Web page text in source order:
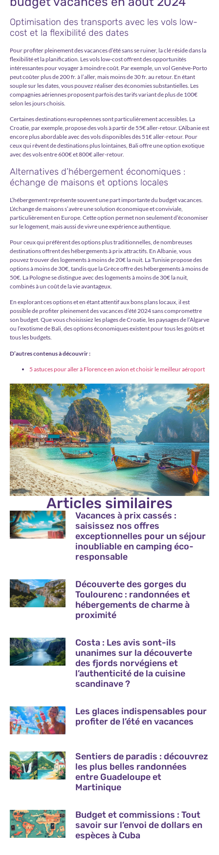
Optimisation des transports avec les vols low-
cost et la flexibilité des dates
Pour profiter pleinement des vacances d’été sans se ruiner, la clé réside dans la
flexibilité et la planification. Les vols low-cost offrent des opportunités
intéressantes pour voyager à moindre coût. Par exemple, un vol Genève-Porto
peut coûter plus de 200 fr. à l’aller, mais moins de 30 fr. au retour. En étant
souple sur les dates, vous pouvez réaliser des économies substantielles. Les
compagnies aériennes proposent parfois des tarifs variant de plus de 100€
selon les jours choisis.
Certaines destinations européennes sont particulièrement accessibles. La
Croatie, par exemple, propose des vols à partir de 55€ aller-retour. L’Albanie est
encore plus abordable avec des vols disponibles dès 51€ aller-retour. Pour
ceux qui rêvent de destinations plus lointaines, Bali offre une option exotique
avec des vols entre 600€ et 800€ aller-retour.
Alternatives d’hébergement économiques :
échange de maisons et options locales
L’hébergement représente souvent une part importante du budget vacances.
L’échange de maisons s’avère une solution économique et conviviale,
particulièrement en Europe. Cette option permet non seulement d’économiser
sur le logement, mais aussi de vivre une expérience authentique.
Pour ceux qui préfèrent des options plus traditionnelles, de nombreuses
destinations offrent des hébergements à prix attractifs. En Albanie, vous
pouvez trouver des logements à moins de 20€ la nuit. La Tunisie propose des
options à moins de 30€, tandis que la Grèce offre des hébergements à moins de
50€. La Pologne se distingue avec des logements à moins de 30€ la nuit,
combinés à un coût de la vie avantageux.
En explorant ces options et en étant attentif aux bons plans locaux, il est
possible de profiter pleinement des vacances d’été 2024 sans compromettre
son budget. Que vous choisissiez les plages de Croatie, les paysages de l’Algarve
ou l’exotisme de Bali, des options économiques existent pour tous les goûts et
tous les budgets.
D’autres contenus à découvrir :
5 astuces pour aller à Florence en avion et choisir le meilleur aéroport
Articles similaires
Vacances à prix cassés :
saisissez nos offres
exceptionnelles pour un séjour
inoubliable en camping éco-
responsable
Découverte des gorges du
Toulourenc : randonnées et
hébergements de charme à
proximité
Costa : Les avis sont-ils
unanimes sur la découverte
des fjords norvégiens et
l’authenticité de la cuisine
scandinave ?
Les glaces indispensables pour
profiter de l’été en vacances
Sentiers de paradis : découvrez
les plus belles randonnées
entre Guadeloupe et
Martinique
Budget et commissions : Tout
savoir sur l’envoi de dollars en
espèces à Cuba